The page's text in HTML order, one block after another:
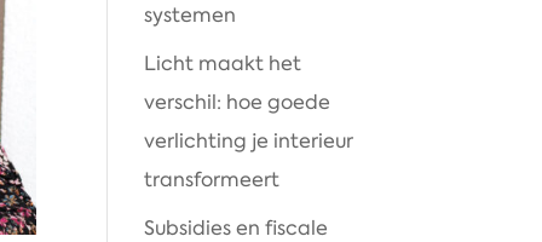
systemen
Licht maakt het
verschil: hoe goede
verlichting je interieur
transformeert
Subsidies en fiscale